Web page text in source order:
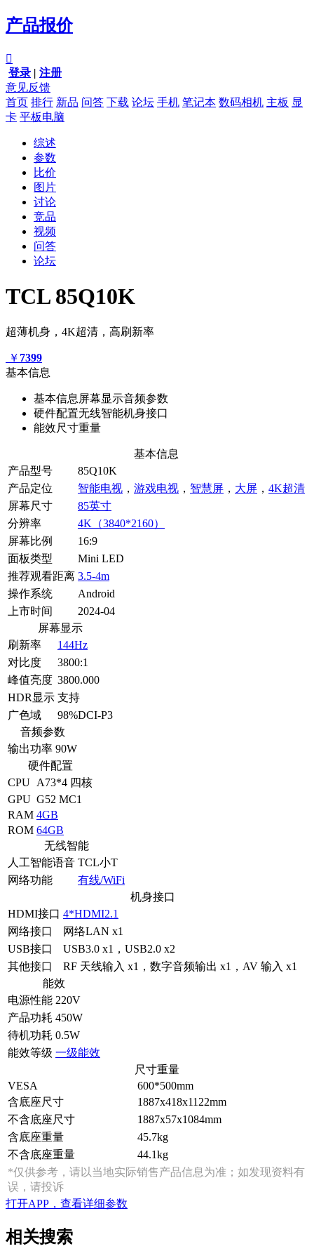
产品报价

登录 | 注册
意见反馈
首页 排行 新品 问答 下载 论坛 手机 笔记本 数码相机 主板 显
卡 平板电脑
综述
参数
比价
图片
讨论
竞品
视频
问答
论坛
TCL 85Q10K
超薄机身，4K超清，高刷新率
￥ 7399
基本信息
基本信息 屏幕显示音频参数
硬件配置无线智能机身接口
能效尺寸重量
基本信息
产品型号
85Q10K
产品定位
智能电视 ， 游戏电视 ， 智慧屏 ， 大屏 ， 4K超清
屏幕尺寸
85英寸
分辨率
4K（3840*2160）
屏幕比例
16:9
面板类型
Mini LED
推荐观看距离 3.5-4m
操作系统
Android
上市时间
2024-04
屏幕显示
刷新率
144Hz
对比度
3800:1
峰值亮度 3800.000
HDR显示 支持
广色域
98%DCI-P3
音频参数
输出功率 90W
硬件配置
CPU A73*4 四核
GPU G52 MC1
RAM 4GB
ROM 64GB
无线智能
人工智能语音 TCL小T
网络功能
有线/WiFi
机身接口
HDMI接口 4*HDMI2.1
网络接口
网络LAN x1
USB接口
USB3.0 x1，USB2.0 x2
其他接口
RF 天线输入 x1，数字音频输出 x1，AV 输入 x1
能效
电源性能 220V
产品功耗 450W
待机功耗 0.5W
能效等级 一级能效
尺寸重量
VESA
600*500mm
含底座尺寸
1887x418x1122mm
不含底座尺寸
1887x57x1084mm
含底座重量
45.7kg
不含底座重量
44.1kg
*仅供参考，请以当地实际销售产品信息为准；如发现资料有
误，请投诉
打开APP，查看详细参数
相关搜索